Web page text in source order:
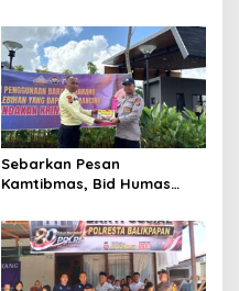
Serta Lantik Karolog dan
Kapolresta Gowa
Sebarkan Pesan
Kamtibmas, Bid Humas
Pemasangan Spanduk
serta Pembagian Stiker